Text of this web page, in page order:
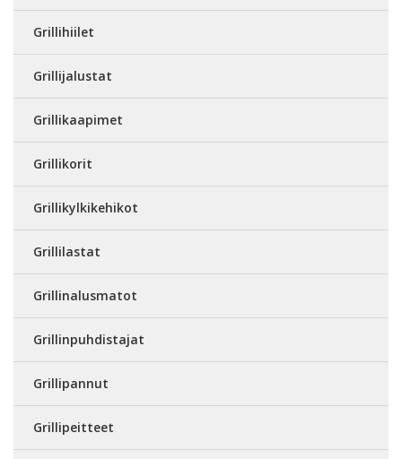
Grillihiilet
Grillijalustat
Grillikaapimet
Grillikorit
Grillikylkikehikot
Grillilastat
Grillinalusmatot
Grillinpuhdistajat
Grillipannut
Grillipeitteet